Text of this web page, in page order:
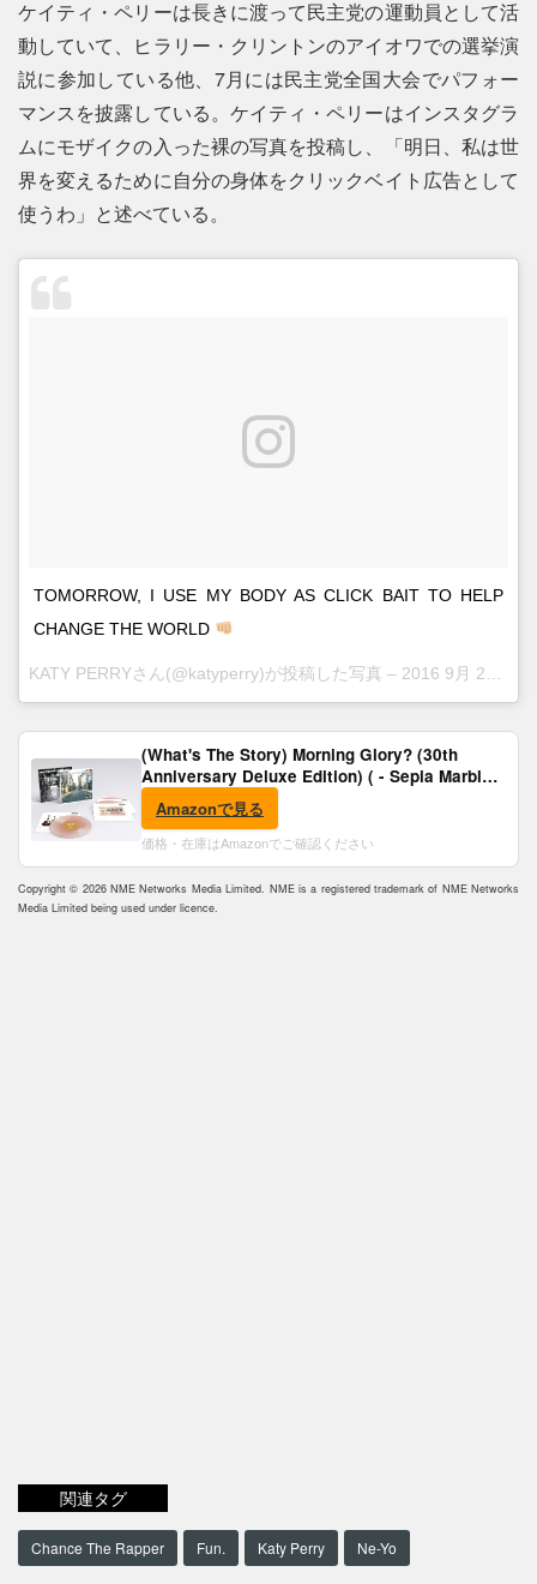
ケイティ・ペリーは長きに渡って民主党の運動員として活
動していて、ヒラリー・クリントンのアイオワでの選挙演
説に参加している他、7月には民主党全国大会でパフォー
マンスを披露している。ケイティ・ペリーはインスタグラ
ムにモザイクの入った裸の写真を投稿し、「明日、私は世
界を変えるために自分の身体をクリックベイト広告として
使うわ」と述べている。
TOMORROW, I USE MY BODY AS CLICK BAIT TO HELP
CHANGE THE WORLD
KATY PERRYさん(@katyperry)が投稿した写真 – 2016 9月 26 2:06午後 PDT
(What's The Story) Morning Glory? (30th
Anniversary Deluxe Edition) ( - Sepia Marble
Vinyl) [Analog]
Amazonで見る
価格・在庫はAmazonでご確認ください
Copyright © 2026 NME Networks Media Limited. NME is a registered trademark of NME Networks
Media Limited being used under licence.
関連タグ
Chance The Rapper Fun. Katy Perry Ne-Yo